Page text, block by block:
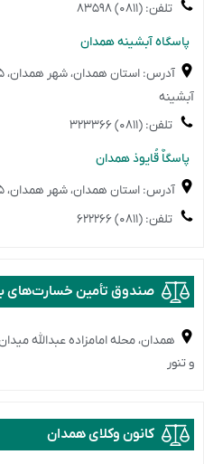
تلفن: (۰۸۱۱) ۸۳۵۹۸
️پاسگاه آبشینه همدان
آبشینه
تلفن: (۰۸۱۱) ۳۲۳۳۶۶
️پاسگاٌ قُایوذ همدان
آدرس: استان همدان، شهر همدان، ۳۵ کیلومتری همدان بخش شراء
تلفن: (۰۸۱۱) ۶۲۲۲۶۶
️صندوق تأمین خسارت‌های
همدان، محله امامزاده عبدالله
و تنور
️کانون وکلای همدان